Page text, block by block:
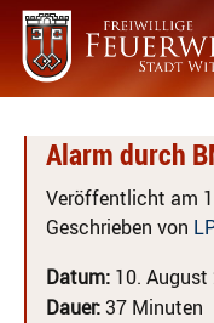
Alarm durch
Veröffentlicht am
Geschrieben von
Datum: 10.
Dauer:37 Minuten